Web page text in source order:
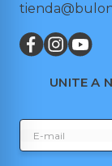
UNITE A